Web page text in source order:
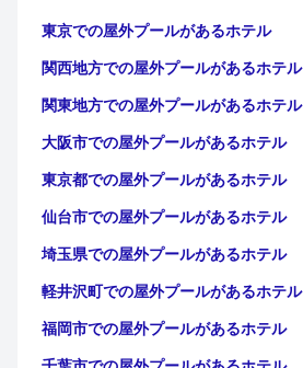
東京での屋外プールがあるホテル
関西地方での屋外プールがあるホテル
関東地方での屋外プールがあるホテル
大阪市での屋外プールがあるホテル
東京都での屋外プールがあるホテル
仙台市での屋外プールがあるホテル
埼玉県での屋外プールがあるホテル
軽井沢町での屋外プールがあるホテル
福岡市での屋外プールがあるホテル